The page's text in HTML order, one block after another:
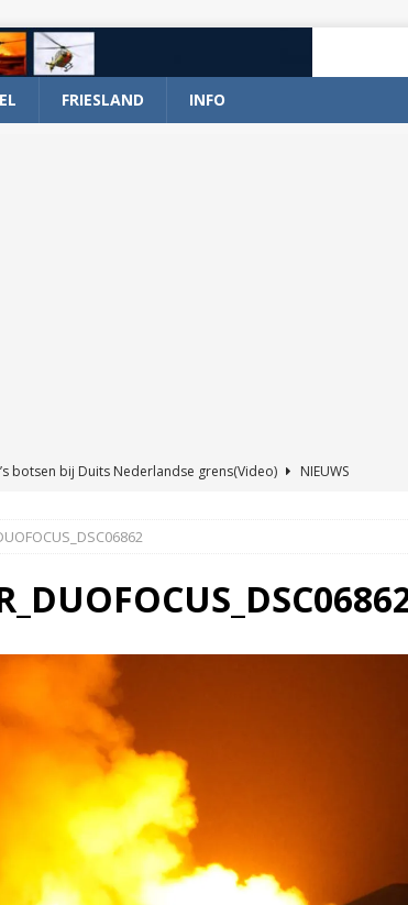
FRIESLAND INFO
botsen bij Duits Nederlandse grens(Video)
NIEUWS
en wagen met stro in de brand in Oosterhesselen(Video)
brand in Wijster(Video)
NIEUWS
aangevaren op Schildmeer Steendam(Video) NIEUWS